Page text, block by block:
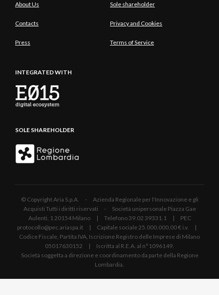
About Us Sole shareholder
Contacts Privacy and Cookies
Press Terms of Service
INTEGRATED WITH
SOLE SHAREHOLDER
© Copyright Aria S.p.A. - Azienda Regionale per l'Innovazione e gli
Acquisti Tutti i diritti riservati - Società unipersonale Piazza Gae
Aulenti, 1 20154 Milano | Telefono 39.02 39331.1 | PEC
protocollo@pec.ariaspa.it | Capitale sociale 25.000.000,00 € i.v. |
Codice Fiscale, Partita IVA, Iscrizione Registro delle Imprese di Milano
05017630152 | Iscritta al R.E.A. al n°1096149.
Società soggetta a direzione e coordinamento da parte della Regione
Lombardia.